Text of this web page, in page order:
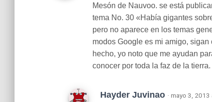
Mesón de Nauvoo. se está
tema No. 30 «Había gigantes
pero no aparece en los temas
modos Google es mi amigo,
hecho, yo noto que me ayudan
conocer por toda la faz de la
Hayder Juvinao · mayo 3,